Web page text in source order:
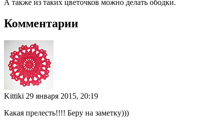
А также из таких цветочков можно делать ободки.
Комментарии
Kittiki 29 января 2015, 20:19
Какая прелесть!!!! Беру на заметку)))